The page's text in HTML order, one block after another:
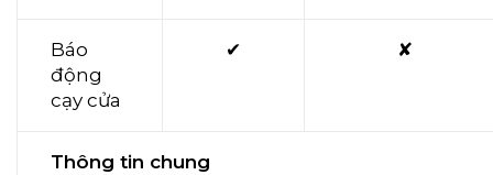
Báo
động
cạy cửa
✔ ✘
Thông tin chung